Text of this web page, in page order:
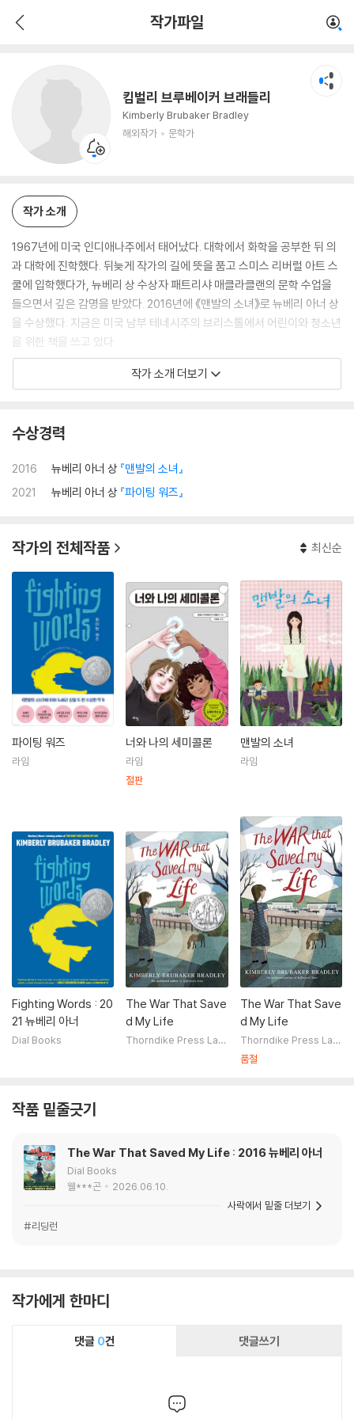
작가파일
킴벌리 브루베이커 브래들리
Kimberly Brubaker Bradley
해외작가
문학가
작가 소개
1967년에 미국 인디애나주에서 태어났다. 대학에서 화학을 공부한 뒤 의
과 대학에 진학했다. 뒤늦게 작가의 길에 뜻을 품고 스미스 리버럴 아트 스
쿨에 입학했다가, 뉴베리 상 수상자 패트리샤 매클라클랜의 문학 수업을
들으면서 깊은 감명을 받았다. 2016년에 《맨발의 소녀》로 뉴베리 아너 상
을 수상했다. 지금은 미국 남부 테네시주의 브리스톨에서 어린이와 청소년
을 위한 책을 쓰고 있다.
작가 소개 더보기
수상경력
2016 뉴베리 아너 상 『맨발의 소녀』
2021
뉴베리 아너 상 『파이팅 워즈』
작가의 전체작품 최신순
파이팅 워즈
라임
너와 나의 세미콜론
라임
절판
맨발의 소녀
라임
Fighting Words : 20
21 뉴베리 아너
Dial Books
The War That Save
d My Life
Thorndike Press Lar
The War That Save
d My Life
Thorndike Press Lar
ge Print
품절
작품 밑줄긋기
The War That Saved My Life : 2016 뉴베리 아너
Dial Books
웰***곤
2026.06.10.
#리딩런
사락에서 밑줄 더보기
작가에게 한마디
댓글 0건 댓글쓰기